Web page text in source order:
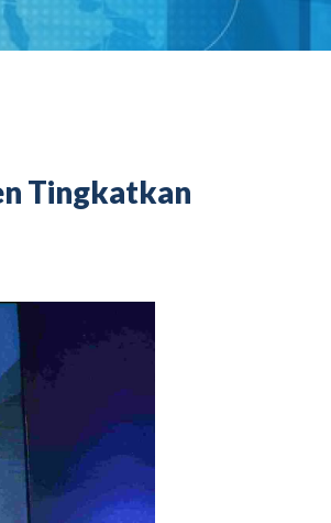
DPN/DPP/DPK
Activity
Tingkatkan